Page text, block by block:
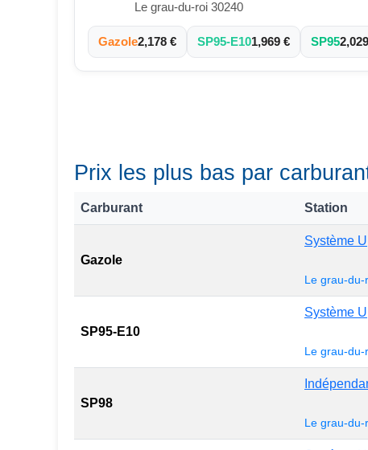
Le grau-du-roi 30240
Gazole2,178 € SP95-E101,969 € SP95
Prix les plus bas par
Carburant Station
Gazole
Système U
Le grau-du-
SP95-E10
Système U
Le grau-du-
SP98
Le grau-du-